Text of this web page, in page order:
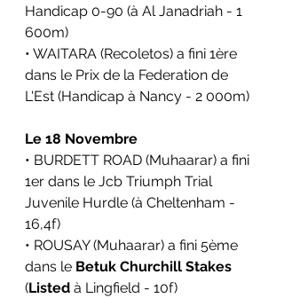
Handicap 0-90 (à Al Janadriah - 1
600m)
• WAITARA (Recoletos) a fini 1ère
dans le Prix de la Federation de
L'Est (Handicap à Nancy - 2 000m)
Le 18 Novembre
• BURDETT ROAD (Muhaarar) a fini
1er dans le Jcb Triumph Trial
Juvenile Hurdle (à Cheltenham -
16,4f)
• ROUSAY (Muhaarar) a fini 5ème
dans le Betuk Churchill Stakes
(Listed à Lingfield - 10f)